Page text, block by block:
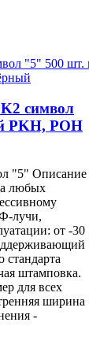
символ
PKH, POH
"5" Описание
любых
лучи,
от -30
стандарта
штамповка.
для всех
ширина
-